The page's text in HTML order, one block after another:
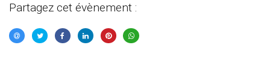
Partagez cet évènement :